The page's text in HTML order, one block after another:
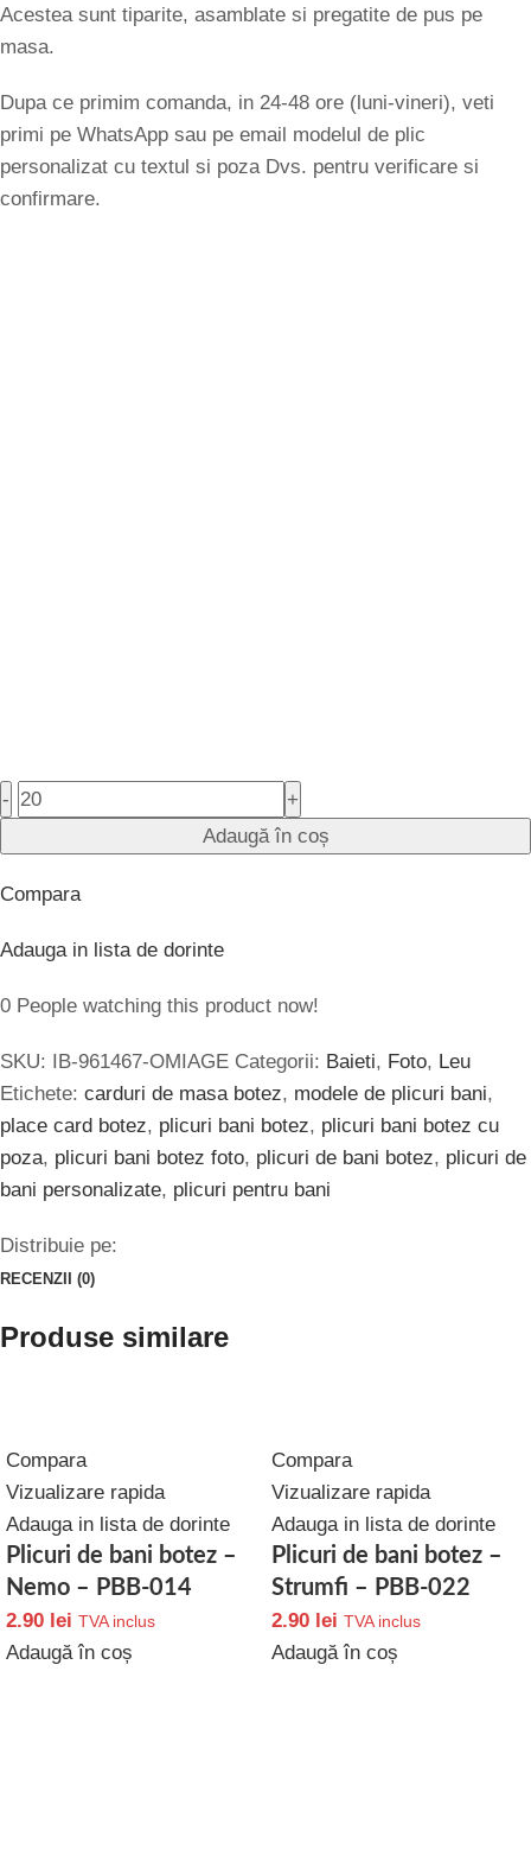
Acestea sunt tiparite, asamblate si pregatite de pus pe
masa.
Dupa ce primim comanda, in 24-48 ore (luni-vineri), veti
primi pe WhatsApp sau pe email modelul de plic
personalizat cu textul si poza Dvs. pentru verificare si
confirmare.
-
+
Adaugă în coș
Compara
Adauga in lista de dorinte
0 People watching this product now!
SKU: IB-961467-OMIAGE Categorii: Baieti, Foto, Leu
Etichete: carduri de masa botez, modele de plicuri bani,
place card botez, plicuri bani botez, plicuri bani botez cu
poza, plicuri bani botez foto, plicuri de bani botez, plicuri de
bani personalizate, plicuri pentru bani
Distribuie pe:
RECENZII (0)
Produse similare
Compara
Vizualizare rapida
Adauga in lista de dorinte
Plicuri de bani botez –
Nemo – PBB-014
2.90 lei TVA inclus
Adaugă în coș
Compara
Vizualizare rapida
Adauga in lista de dorinte
Plicuri de bani botez –
Strumfi – PBB-022
2.90 lei TVA inclus
Adaugă în coș